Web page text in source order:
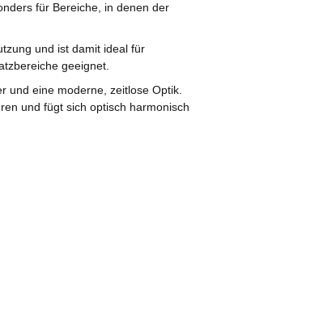
für Bereiche, in denen der
und ist damit ideal für
geeignet.
und eine moderne, zeitlose Optik.
und fügt sich optisch harmonisch